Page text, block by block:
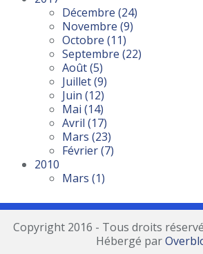
Décembre (24)
Novembre (9)
Octobre (11)
Septembre (22)
Août(5)
Juillet(9)
Juin (12)
Mai (14)
Avril (17)
Mars (23)
Février(7)
2010
Mars (1)
Copyright 2016 - Tous droits
Hébergé par